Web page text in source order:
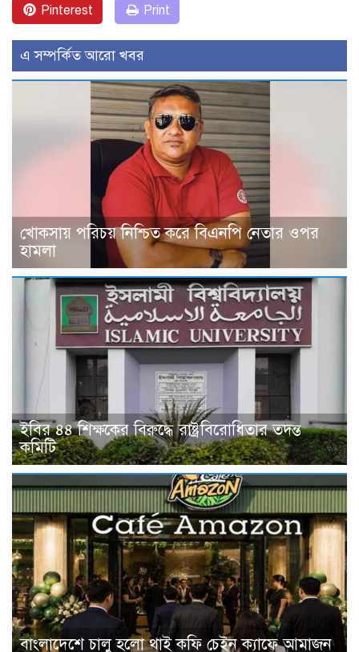
Pinterest Print
এ সম্পর্কিত আরো খবর
খোকসায় পরিচয় নিশ্চিত করে বিএনপি নেতার ওপর
হামলা
ইবির ৪৪ শিক্ষকের বিরুদ্ধে রাষ্ট্রবিরোধিতার তদন্ত
কমিটি
বাংলাদেশে চালু হলো থাই কফি চেইন ক্যাফে আমাজন